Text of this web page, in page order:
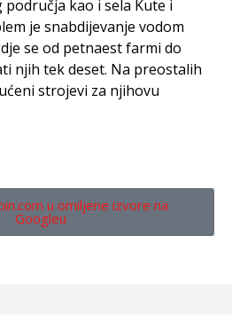
kao i sela Kute i
je snabdijevanje vodom
se od petnaest farmi do
njih tek deset. Na preostalih
strojevi za njihovu
u omiljene izvore na
Googleu